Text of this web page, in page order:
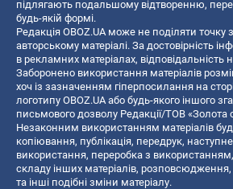
підлягають подальшому відтворенню,
будь-якій формі.
Редакція OBOZ.UA може не поділяти точку
авторському матеріалі. За достовірність
в рекламних матеріалах,
Заборонено використання матеріалів
хоч із зазначенням гіперпосилання на
логотипу OBOZ.UA або будь-якого іншого
письмового дозволу Редакції/ТОВ «Золота
Незаконним використанням матеріалів
копiювання, публiкацiя, передрук,
використання, переробка з
складу інших матеріалів,
та інші подібні зміни матеріалу.